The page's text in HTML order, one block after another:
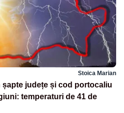
Stoica Marian
județe și cod portocaliu
temperaturi de 41 de